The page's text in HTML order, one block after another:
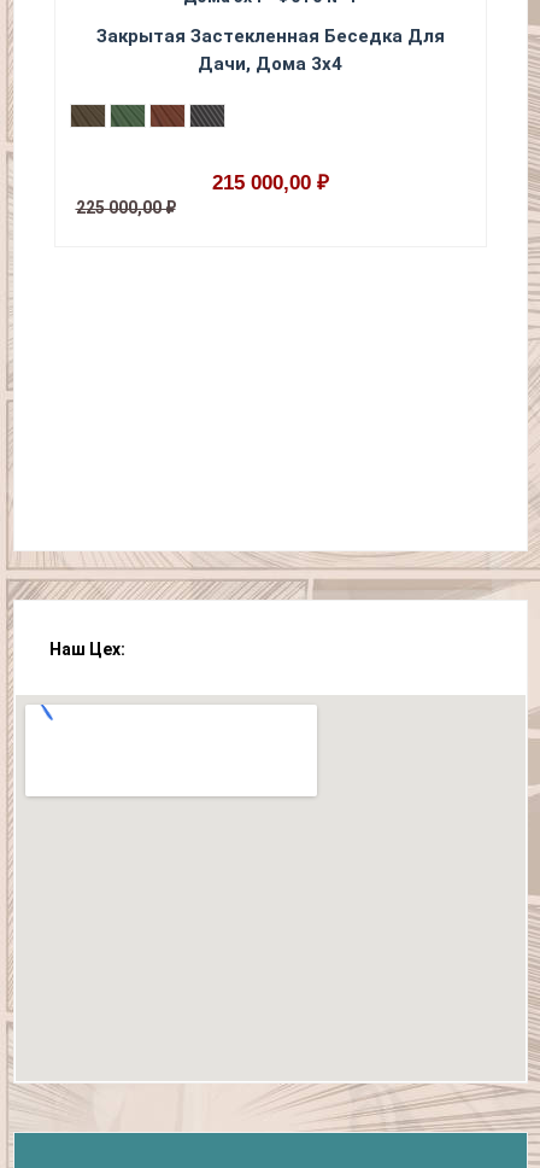
Закрытая Застекленная Беседка Для
Дачи, Дома 3х4
215 000,00 ₽
225 000,00 ₽
Наш Цех: